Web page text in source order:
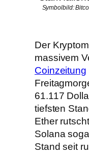
Symbolbild:
Der
massivem
Coinzeitung
61.117
tiefsten
Ether
Solana
Stand seit